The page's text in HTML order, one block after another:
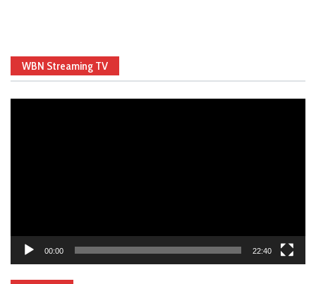
WBN Streaming TV
00:00 22:40